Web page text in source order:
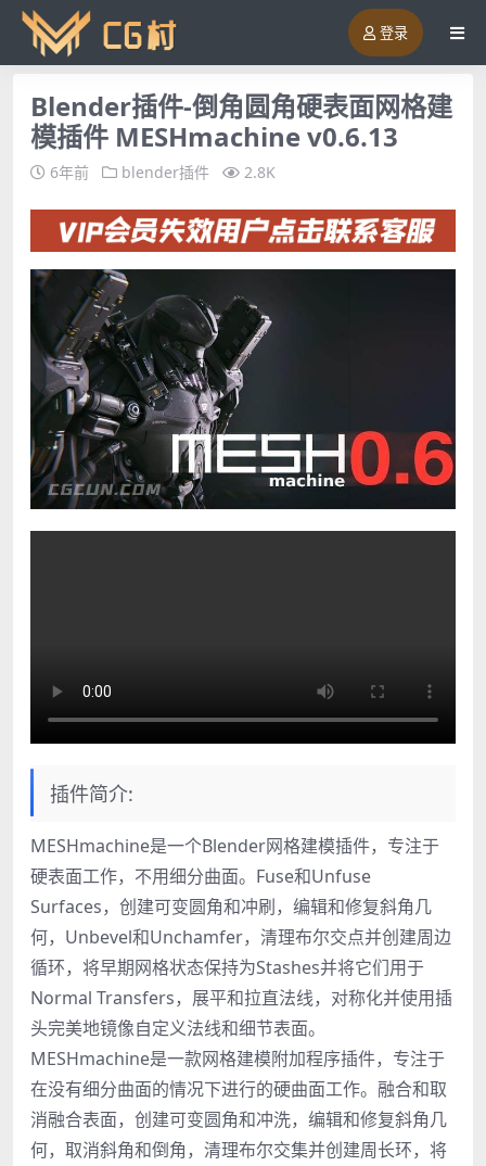
登录
Blender插件-倒角圆角硬表面网格建
模插件 MESHmachine v0.6.13
6年前 blender插件 2.8K
插件简介:
MESHmachine是一个Blender网格建模插件，专注于
硬表面工作，不用细分曲面。Fuse和Unfuse
Surfaces，创建可变圆角和冲刷，编辑和修复斜角几
何，Unbevel和Unchamfer，清理布尔交点并创建周边
循环，将早期网格状态保持为Stashes并将它们用于
Normal Transfers，展平和拉直法线，对称化并使用插
头完美地镜像自定义法线和细节表面。
MESHmachine是一款网格建模附加程序插件，专注于
在没有细分曲面的情况下进行的硬曲面工作。融合和取
消融合表面，创建可变圆角和冲洗，编辑和修复斜角几
何，取消斜角和倒角，清理布尔交集并创建周长环，将